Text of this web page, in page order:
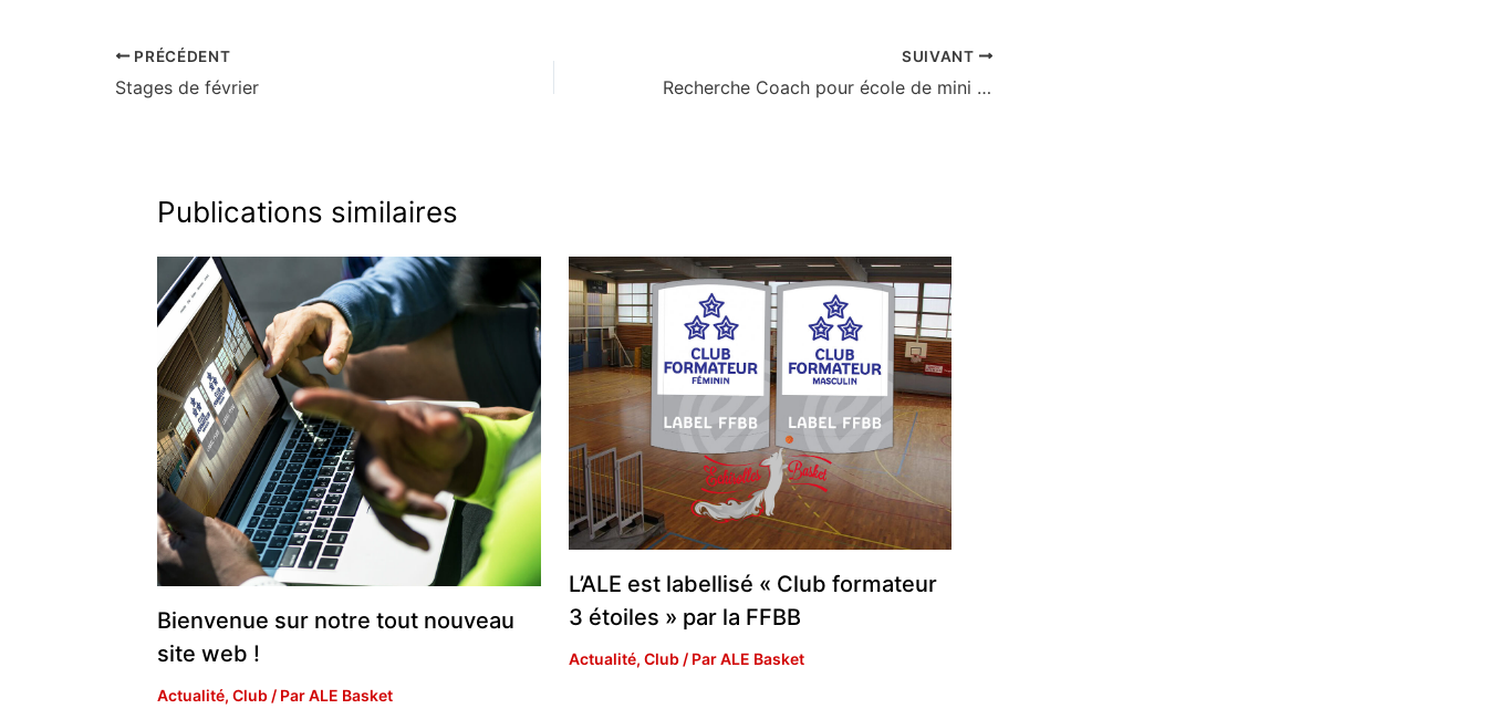
PRÉCÉDENT
Stages de février
SUIVANT
Recherche Coach pour école de mini basket
Publications similaires
Bienvenue sur notre tout nouveau
site web !
Actualité, Club / ParALE Basket
L’ALE est labellisé « Club formateur
3 étoiles » par la FFBB
Actualité, Club/ ParALE Basket